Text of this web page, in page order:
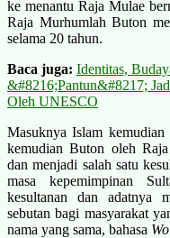
ke menantu Raja Mulae
Raja Murhumlah Buton
selama 20 tahun.
Baca juga: Identitas,
&#8216;Pantun&#8217;
Oleh UNESCO
Masuknya Islam
kemudian Buton oleh
dan menjadi salah satu
masa kepemimpinan
kesultanan dan adatnya
sebutan bagi masyarakat
nama yang sama, bahasa